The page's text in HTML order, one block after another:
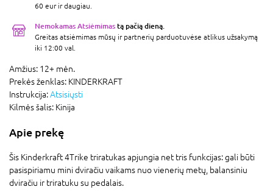
60 eur ir daugiau.
Nemokamas Atsiėmimas tą pačią dieną.
Greitas atsiėmimas mūsų ir partnerių parduotuvėse atlikus užsakymą
iki 12:00 val.
Amžius: 12+ mėn.
Prekės ženklas: KINDERKRAFT
Instrukcija:Atsisiųsti
Kilmės šalis: Kinija
Apie prekę
Šis Kinderkraft 4Trike triratukas apjungia net tris funkcijas: gali būti
pasispiriamu mini dviračiu vaikams nuo vienerių metų, balansiniu
dviračiu ir triratuku su pedalais.